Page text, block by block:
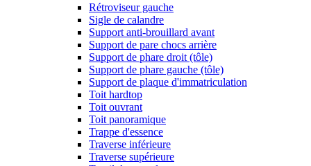
Rétroviseur gauche
Sigle de calandre
Support anti-brouillard avant
Support de pare chocs arrière
Support de phare droit (tôle)
Support de phare gauche (tôle)
Support de plaque d'immatriculation
Toit hardtop
Toit ouvrant
Toit panoramique
Trappe d'essence
Traverse inférieure
Traverse supérieure